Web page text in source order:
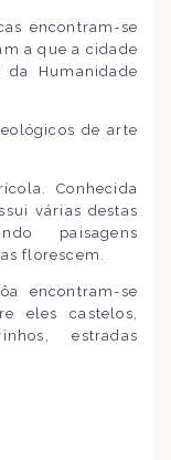
encontram-se
a que a cidade
da Humanidade
de arte
Conhecida
várias destas
paisagens
florescem.
encontram-se
eles castelos,
estradas